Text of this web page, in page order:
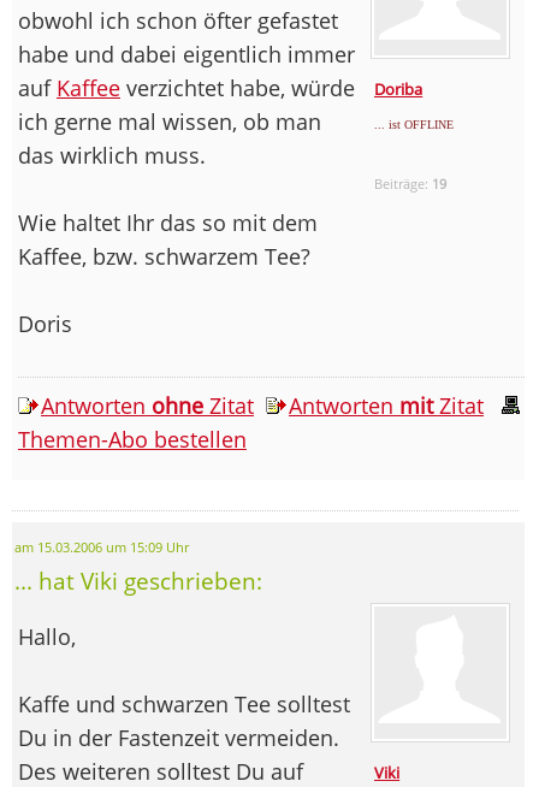
Doriba
... ist OFFLINE
Beiträge: 19
obwohl ich schon öfter gefastet
habe und dabei eigentlich immer
auf Kaffee verzichtet habe, würde
ich gerne mal wissen, ob man
das wirklich muss.
Wie haltet Ihr das so mit dem
Kaffee, bzw. schwarzem Tee?
Doris
Antworten ohne Zitat Antworten mitZitat
Themen-Abo bestellen
am 15.03.2006 um 15:09 Uhr
... hat Viki geschrieben:
Viki
Hallo,
Kaffe und schwarzen Tee solltest
Du in der Fastenzeit vermeiden.
Des weiteren solltest Du auf